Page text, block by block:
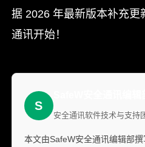
据 2026 年最新版本补充更
通讯开始！
S
安全通讯软件技术与支持
本文由SafeW安全通讯编辑部